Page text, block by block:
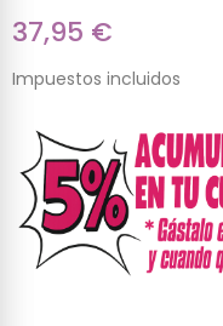
37,95 €
Impuestos incluidos